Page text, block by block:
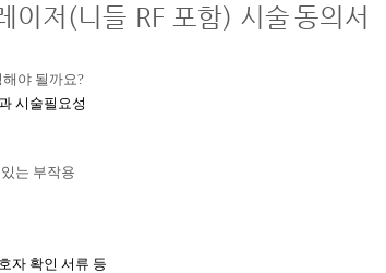
이저(니들 RF 포함) 시술동의서
야 될까요?
시술필요성
는 부작용
자 확인 서류 등